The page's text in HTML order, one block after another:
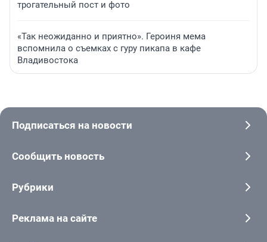
трогательный пост и фото
«Так неожиданно и приятно». Героиня мема
вспомнила о съемках с гуру пикапа в кафе
Владивостока
Подписаться на новости
Сообщить новость
Рубрики
Реклама на сайте